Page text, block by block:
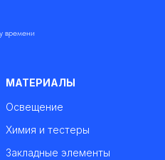
времени
МАТЕРИАЛЫ
Освещение
Химия и тестеры
Закладные элементы